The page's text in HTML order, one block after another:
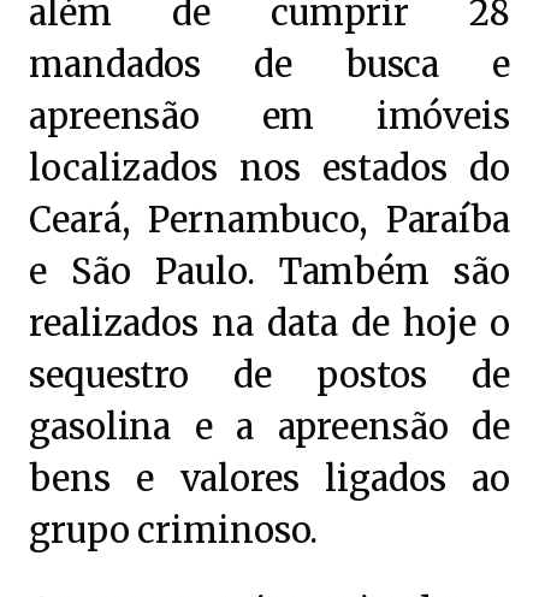
além de cumprir 28
mandados de busca e
apreensão em imóveis
localizados nos estados do
Ceará, Pernambuco, Paraíba
e São Paulo. Também são
realizados na data de hoje o
sequestro de postos de
gasolina e a apreensão de
bens e valores ligados ao
grupo criminoso.